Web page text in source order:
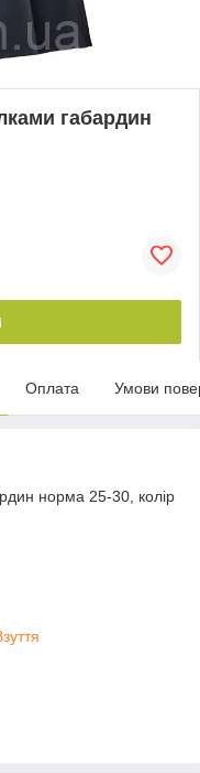
габардин
Оплата Умови
норма 25-30, колір